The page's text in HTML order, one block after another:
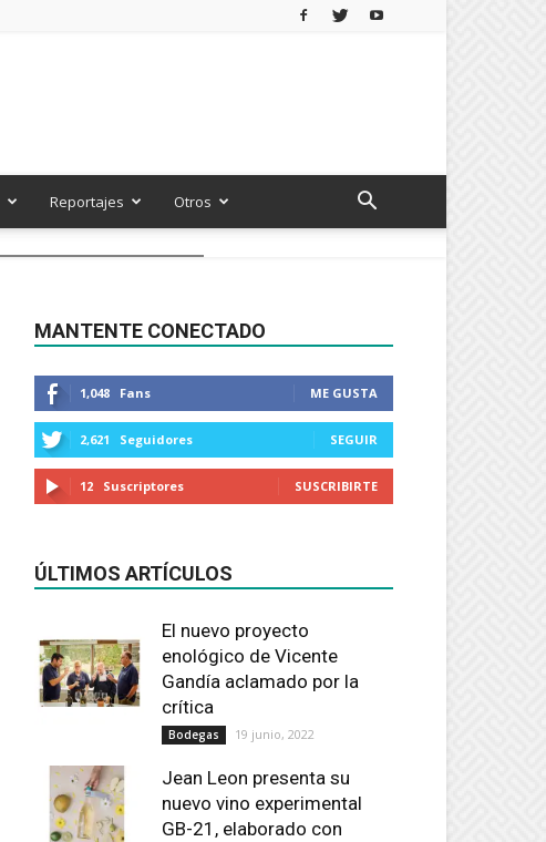
Reportajes Otros
MANTENTE CONECTADO
1,048 Fans ME GUSTA
2,621 Seguidores SEGUIR
12 Suscriptores SUSCRIBIRTE
ÚLTIMOS ARTÍCULOS
El nuevo proyecto
enológico de Vicente
Gandía aclamado por la
crítica
Bodegas 19 junio, 2022
Jean Leon presenta su
nuevo vino experimental
GB-21, elaborado con